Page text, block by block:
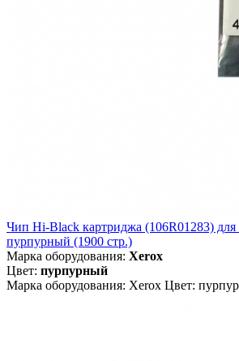
Чип Hi-Black картриджа (106R01283) для
пурпурный (1900 стр.)
Марка оборудования: Xerox
Цвет: пурпурный
Марка оборудования: Xerox Цвет: